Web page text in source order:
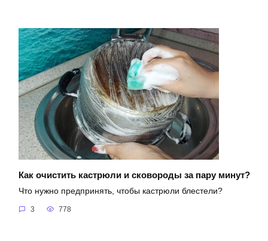
Как очистить кастрюли и сковороды за пару минут?
Что нужно предпринять, чтобы кастрюли блестели?
3 778